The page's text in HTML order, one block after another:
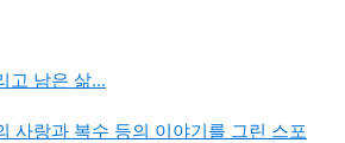
고 남은 삶...
사랑과 복수 등의 이야기를 그린 스포